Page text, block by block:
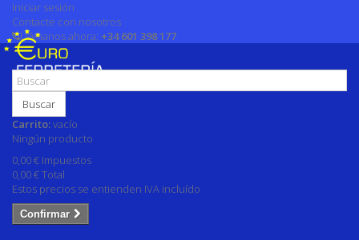
Iniciar sesión
Contacte con nosotros
Llámanos ahora: +34 601 398 177
Buscar
Carrito:vacío
Ningún producto
0,00 € Impuestos
0,00 €Total
Estos precios se entienden IVA incluído
Confirmar